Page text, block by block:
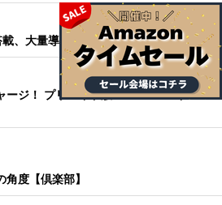
、大量導入しやすい有線マウス
ージ！ プリペイド版「OCN モバイル O
度【倶楽部】